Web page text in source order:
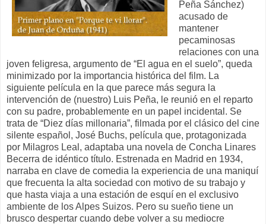
Peña Sánchez)
acusado de
mantener
pecaminosas
relaciones con una
joven feligresa, argumento de “El agua en el suelo”, queda
minimizado por la importancia histórica del film. La
siguiente película en la que parece más segura la
intervención de (nuestro) Luis Peña, le reunió en el reparto
con su padre, probablemente en un papel incidental. Se
trata de “Diez días millonaria”, filmada por el clásico del cine
silente español, José Buchs, película que, protagonizada
por Milagros Leal, adaptaba una novela de Concha Linares
Becerra de idéntico título. Estrenada en Madrid en 1934,
narraba en clave de comedia la experiencia de una maniquí
que frecuenta la alta sociedad con motivo de su trabajo y
que hasta viaja a una estación de esquí en el exclusivo
ambiente de los Alpes Suizos. Pero su sueño tiene un
brusco despertar cuando debe volver a su mediocre